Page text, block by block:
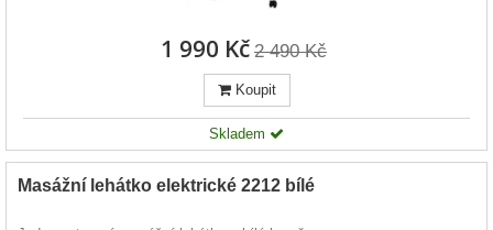
1 990 Kč 2 490 Kč
Koupit
Skladem
Masážní lehátko elektrické 2212 bílé